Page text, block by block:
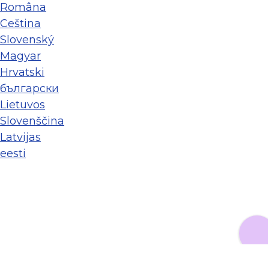
Româna
Ceština
Slovenský
Magyar
Hrvatski
български
Lietuvos
Slovenščina
Latvijas
eesti